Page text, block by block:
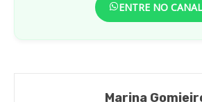
ENTRE NO CANAL
Marina